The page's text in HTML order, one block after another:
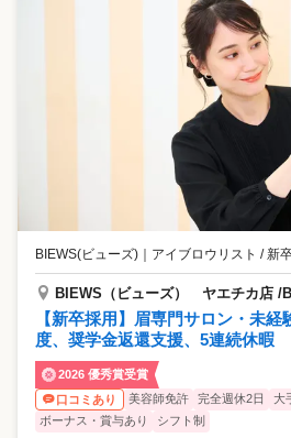
BIEWS(ビューズ) ｜ アイブロウリスト / 新
BIEWS（ビューズ） ヤエチカ店 /
【新卒採用】眉専門サロン・未経
度、奨学金返還支援、5連続休暇
2026 優秀賞受賞
口コミあり
美容師免許 完全週休2日 大
ボーナス・賞与あり
シフト制